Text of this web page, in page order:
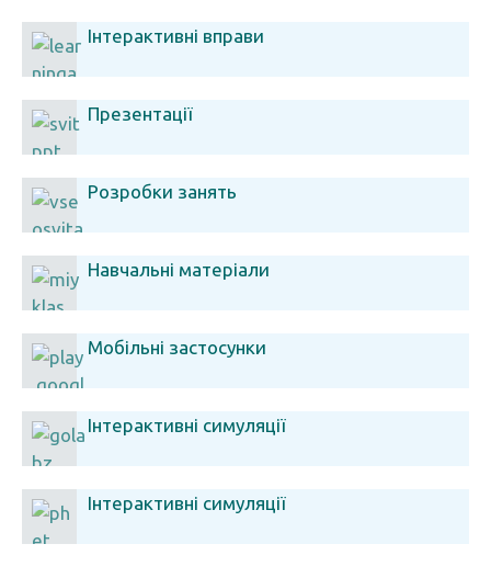
Інтерактивні вправи
Презентації
Розробки занять
Навчальні матеріали
Мобільні застосунки
Інтерактивні симуляції
Інтерактивні симуляції